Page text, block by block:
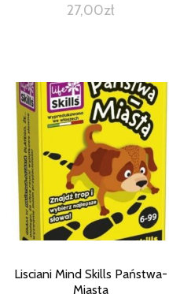
27,00zł
Lisciani Mind Skills Państwa-
Miasta